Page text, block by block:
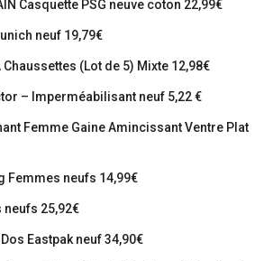
Casquette PSG neuve coton 22,99€
neuf 19,79€
(Lot de 5) Mixte 12,98€
– Imperméabilisant neuf 5,22 €
Femme Gaine Amincissant Ventre Plat
Femmes neufs 14,99€
25,92€
Eastpak neuf 34,90€